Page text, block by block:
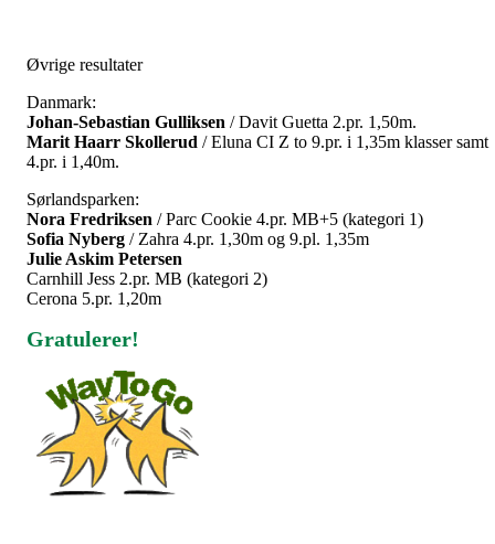
Øvrige resultater
Danmark:
Johan-Sebastian Gulliksen / Davit Guetta 2.pr. 1,50m.
Marit Haarr Skollerud / Eluna CI Z to 9.pr. i 1,35m klasser samt
4.pr. i 1,40m.
Sørlandsparken:
Nora Fredriksen / Parc Cookie 4.pr. MB+5 (kategori 1)
Sofia Nyberg / Zahra 4.pr. 1,30m og 9.pl. 1,35m
Julie Askim Petersen
Carnhill Jess 2.pr. MB (kategori 2)
Cerona 5.pr. 1,20m
Gratulerer!